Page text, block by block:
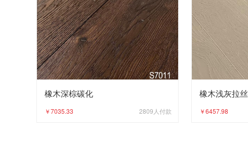
橡木深棕碳化
￥7035.33 2809 人付款
橡木浅灰拉丝
￥6457.98